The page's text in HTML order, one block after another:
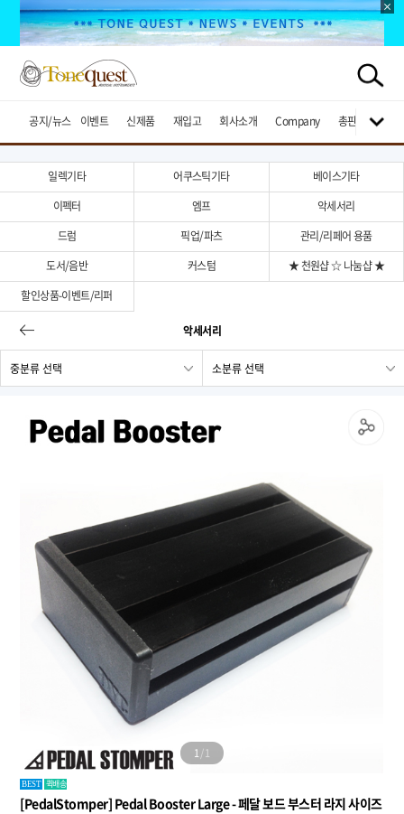
공지/뉴스 이벤트 신제품 재입고 회사소개 Company 총판브랜드
일렉기타 어쿠스틱기타
베이스기타
이펙터
엠프
악세서리
드럼
픽업/파츠
관리/리페어 용품
도서/음반
커스텀
★ 천원샵 ☆ 나눔샵 ★
할인상품-이벤트/리퍼
악세서리
1/1
BEST 퀵배송
[PedalStomper] Pedal Booster Large - 페달 보드 부스터 라지 사이즈